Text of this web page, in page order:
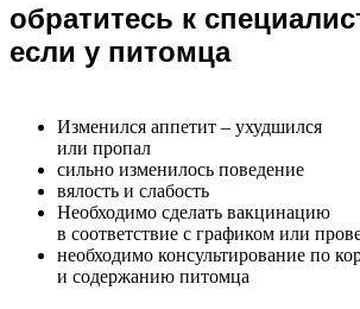
обратитесь к
если у питомца
Изменился аппетит – ухудшился
или пропал
сильно изменилось поведение
вялость и слабость
Необходимо сделать вакцинацию
в соответствие с графиком или
необходимо консультирование по
и содержанию питомца